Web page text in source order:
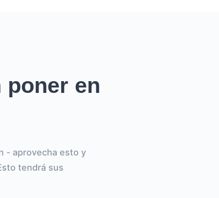
poner en
- aprovecha esto y
tendrá sus